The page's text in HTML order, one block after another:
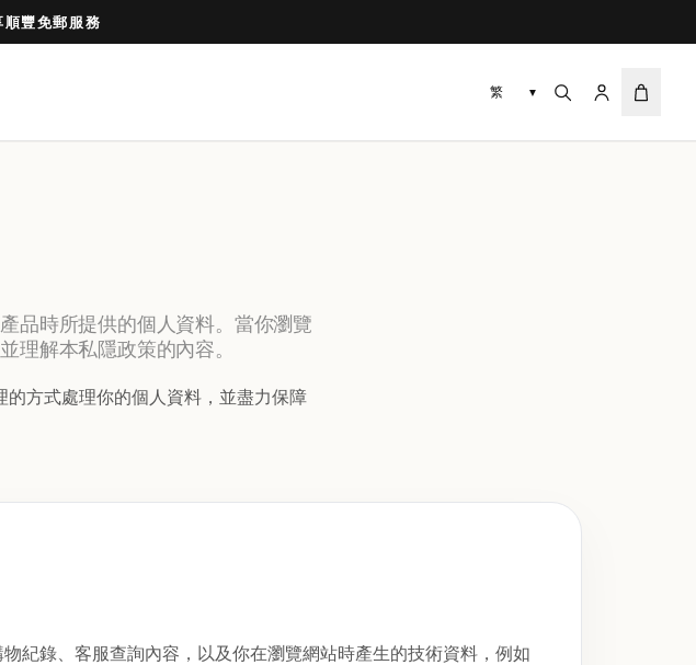
豐免郵服務
▼
品時所提供的個人資料。當你瀏覽
理解本私隱政策的內容。
方式處理你的個人資料，並盡力保障
紀錄、客服查詢內容，以及你在瀏覽網站時產生的技術資料，例如